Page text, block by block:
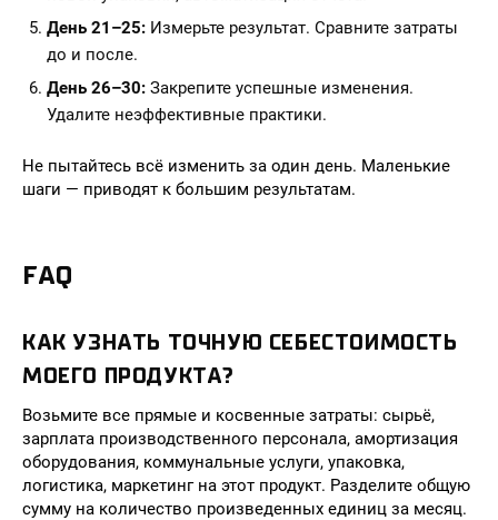
День 21–25: Измерьте результат. Сравните затраты
до и после.
День 26–30: Закрепите успешные изменения.
Удалите неэффективные практики.
Не пытайтесь всё изменить за один день. Маленькие
шаги — приводят к большим результатам.
FAQ
КАК УЗНАТЬ ТОЧНУЮ СЕБЕСТОИМОСТЬ
МОЕГО ПРОДУКТА?
Возьмите все прямые и косвенные затраты: сырьё,
зарплата производственного персонала, амортизация
оборудования, коммунальные услуги, упаковка,
логистика, маркетинг на этот продукт. Разделите общую
сумму на количество произведенных единиц за месяц.